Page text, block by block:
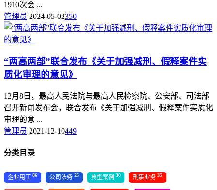
1910次会 ...
管理员 2024-05-02350
“两高两部”联合发布《关于加强减刑、假释案件实
质化审理的意见》
12月8日，最高人民法院与最高人民检察院、公安部、司法部
召开新闻发布会，联合发布《关于加强减刑、假释案件实质化
审理的意 ...
管理员 2021-12-10449
分类目录
企业用工 86 公司法务 26 典型案例 30 刑事业务 35